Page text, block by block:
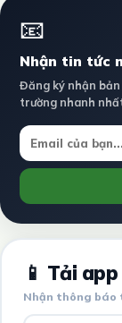
📧
Nhận tin tức
Đăng ký nhận
trường nhanh
📱 Tải
Nhận thông báo